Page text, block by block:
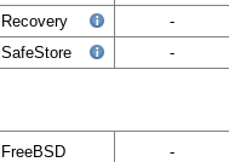
Recovery
-
SafeStore
-
FreeBSD
-